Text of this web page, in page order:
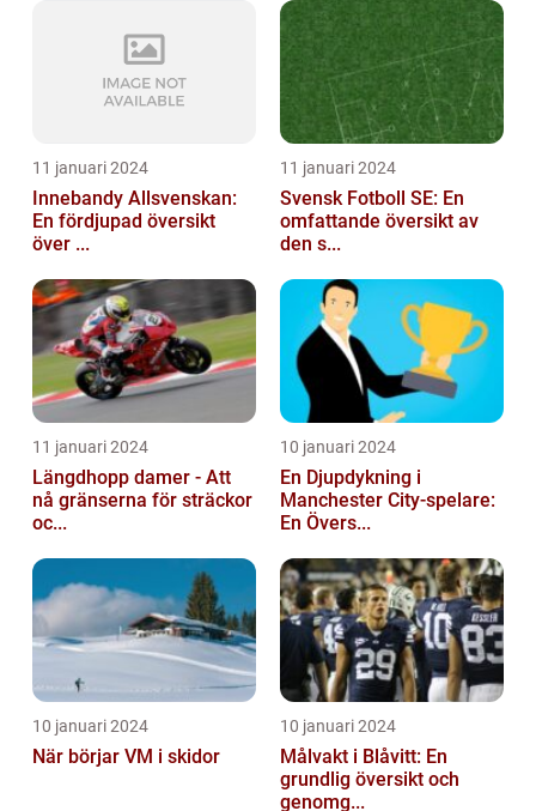
11 januari 2024
Innebandy Allsvenskan:
En fördjupad översikt
över ...
11 januari 2024
Svensk Fotboll SE: En
omfattande översikt av
den s...
11 januari 2024
Längdhopp damer - Att
nå gränserna för sträckor
oc...
10 januari 2024
En Djupdykning i
Manchester City-spelare:
En Övers...
10 januari 2024
När börjar VM i skidor
10 januari 2024
Målvakt i Blåvitt: En
grundlig översikt och
genomg...